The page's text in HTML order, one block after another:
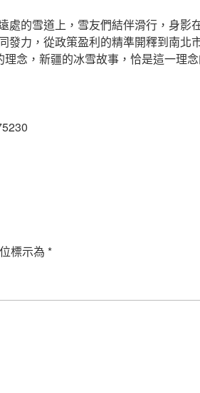
處的雪道上，雪友們結伴滑行，身影
發力，從政策盈利的精準開釋到南北
念，新疆的冰雪故事，恰是這一理
標示為 *